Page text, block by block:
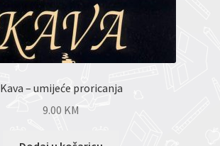
Kava – umijeće proricanja
9.00 KM